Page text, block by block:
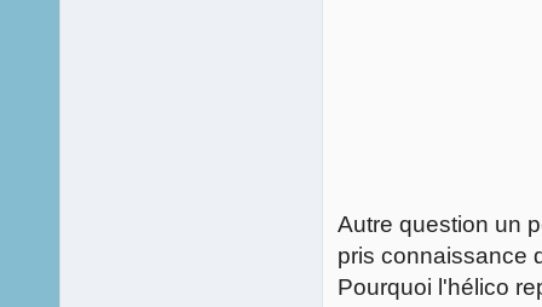
Autre question un
pris connaissance
Pourquoi l'hélico